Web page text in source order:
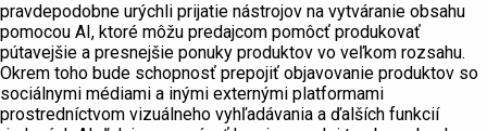
pravdepodobne urýchli prijatie nástrojov na vytváranie obsahu
pomocou AI, ktoré môžu predajcom pomôcť produkovať
pútavejšie a presnejšie ponuky produktov vo veľkom rozsahu.
Okrem toho bude schopnosť prepojiť objavovanie produktov so
sociálnymi médiami a inými externými platformami
prostredníctvom vizuálneho vyhľadávania a ďalších funkcií